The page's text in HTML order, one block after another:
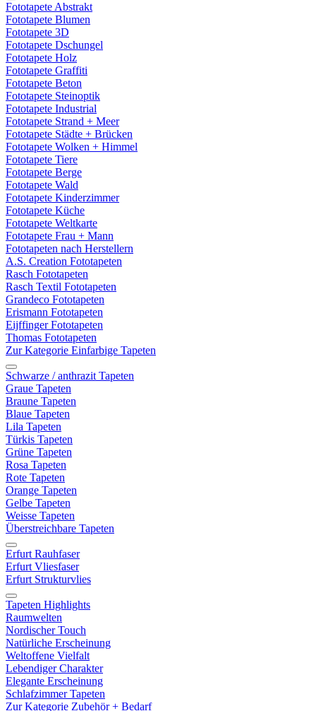
Fototapete Abstrakt
Fototapete Blumen
Fototapete 3D
Fototapete Dschungel
Fototapete Holz
Fototapete Graffiti
Fototapete Beton
Fototapete Steinoptik
Fototapete Industrial
Fototapete Strand + Meer
Fototapete Städte + Brücken
Fototapete Wolken + Himmel
Fototapete Tiere
Fototapete Berge
Fototapete Wald
Fototapete Kinderzimmer
Fototapete Küche
Fototapete Weltkarte
Fototapete Frau + Mann
Fototapeten nach Herstellern
A.S. Creation Fototapeten
Rasch Fototapeten
Rasch Textil Fototapeten
Grandeco Fototapeten
Erismann Fototapeten
Eijffinger Fototapeten
Thomas Fototapeten
Zur Kategorie Einfarbige Tapeten
Schwarze / anthrazit Tapeten
Graue Tapeten
Braune Tapeten
Blaue Tapeten
Lila Tapeten
Türkis Tapeten
Grüne Tapeten
Rosa Tapeten
Rote Tapeten
Orange Tapeten
Gelbe Tapeten
Weisse Tapeten
Überstreichbare Tapeten
Erfurt Rauhfaser
Erfurt Vliesfaser
Erfurt Strukturvlies
Tapeten Highlights
Raumwelten
Nordischer Touch
Natürliche Erscheinung
Weltoffene Vielfalt
Lebendiger Charakter
Elegante Erscheinung
Schlafzimmer Tapeten
Zur Kategorie Zubehör + Bedarf